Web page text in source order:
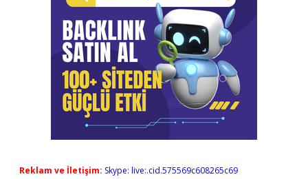
Reklam ve İletişim: Skype: live:.cid.575569c608265c69